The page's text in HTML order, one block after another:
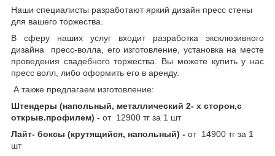
Наши специалисты разработают яркий дизайн пресс стены
для вашего торжества.
В сферу наших услуг входит разработка эксклюзивного
дизайна пресс-волла, его изготовление, установка на месте
проведения свадебного торжества. Вы можете купить у нас
пресс волл, либо оформить его в аренду.
А также предлагаем изготовление:
Штендеры (напольный, металлический 2- х сторон,с
открыв.профилем) - от 12900 тг за 1 шт
Лайт- боксы (крутящийся, напольный) - от 14900 тг за 1
шт